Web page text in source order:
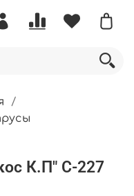
К.П" С-227